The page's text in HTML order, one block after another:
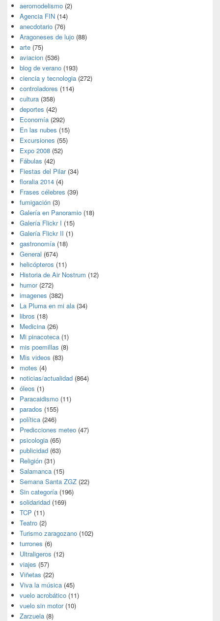
aeromodelismo (2)
Agencia FIN (14)
anecdotario (76)
Aragoneses de lujo (88)
arte (75)
aviacion (536)
blog de verano (193)
ciencia y tecnologia (272)
controladores (114)
cultura (358)
deportes (42)
Economía (292)
En las nubes (15)
Excursiones (55)
Expo 2008 (52)
Fábulas (42)
Fiestas del Pilar(34)
floralia 2014 (4)
Frases célebres (39)
fumigación (3)
Galería en Panoramio (18)
Galería Flickr I (15)
Galería Flickr II (1)
gastronomía (18)
General (674)
helicópteros (11)
Historia de Air Nostrum (12)
humor(272)
imagenes (382)
La Pluma en mi ala (34)
libros (18)
Medicina (26)
Mi pinacoteca (1)
mis poemillas (8)
Mis videos (83)
motes (4)
noticias/actualidad (864)
óleos (1)
Paracaidismo (11)
parados (155)
política (246)
Predicciones meteo (47)
psicologia (65)
publicidad (63)
Religión (31)
Salamanca (15)
Semana Santa ZGZ (22)
Sin categoría (196)
solidaridad (169)
TCP (11)
Teatro (2)
Turismo zaragozano (102)
turrones (6)
Ultraligeros (12)
viajes (57)
Viñetas (22)
Viva la música (45)
vuelo acrobático (11)
vuelo sin motor(10)
Zarzuela (8)